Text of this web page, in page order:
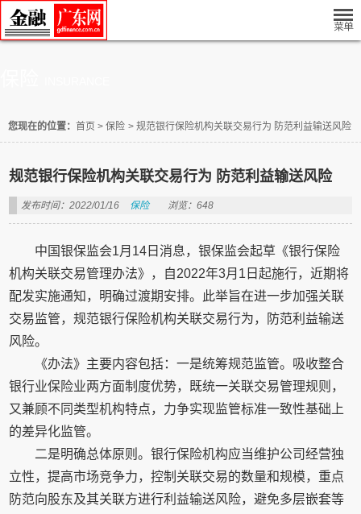
您现在的位置： 首页 > 保险 > 规范银行保险机构关联交易行为 防范利益输送风险
规范银行保险机构关联交易行为 防范利益输送风险
发布时间：2022/01/16 保险 浏览：648
中国银保监会1月14日消息，银保监会起草《银行保险
机构关联交易管理办法》，自2022年3月1日起施行，近期将
配发实施通知，明确过渡期安排。此举旨在进一步加强关联
交易监管，规范银行保险机构关联交易行为，防范利益输送
风险。
《办法》主要内容包括：一是统筹规范监管。吸收整合
银行业保险业两方面制度优势，既统一关联交易管理规则，
又兼顾不同类型机构特点，力争实现监管标准一致性基础上
的差异化监管。
二是明确总体原则。银行保险机构应当维护公司经营独
立性，提高市场竞争力，控制关联交易的数量和规模，重点
防范向股东及其关联方进行利益输送风险，避免多层嵌套等